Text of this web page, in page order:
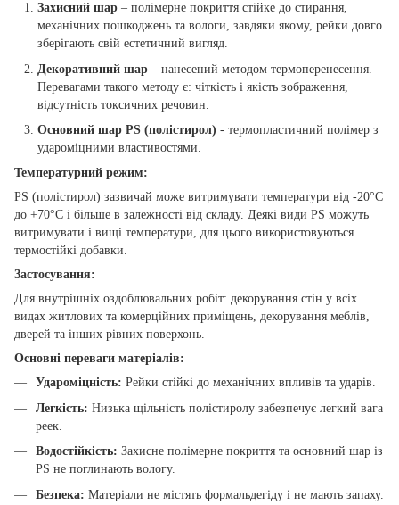
Захисний шар – полімерне покриття стійке до стирання,
механічних пошкоджень та вологи, завдяки якому, рейки довго
зберігають свій естетичний вигляд.
Декоративний шар – нанесений методом термоперенесення.
Перевагами такого методу є: чіткість і якість зображення,
відсутність токсичних речовин.
Основний шар PS (полістирол) - термопластичний полімер з
удароміцними властивостями.
Температурний режим:
PS (полістирол) зазвичай може витримувати температури від -20°C
до +70°C і більше в залежності від складу. Деякі види PS можуть
витримувати і вищі температури, для цього використовуються
термостійкі добавки.
Застосування:
Для внутрішніх оздоблювальних робіт: декорування стін у всіх
видах житлових та комерційних приміщень, декорування меблів,
дверей та інших рівних поверхонь.
Основні переваги матеріалів:
Удароміцність: Рейки стійкі до механічних впливів та ударів.
Легкість: Низька щільність полістиролу забезпечує легкий вага
реек.
Водостійкість: Захисне полімерне покриття та основний шар із
PS не поглинають вологу.
Безпека: Матеріали не містять формальдегіду і не мають запаху.